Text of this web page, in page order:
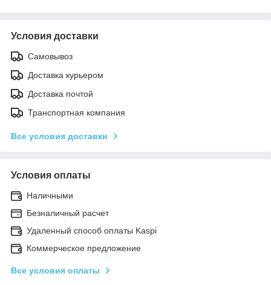
Условия доставки
Самовывоз
Доставка курьером
Доставка почтой
Транспортная компания
Все условия доставки
Условия оплаты
Наличными
Безналичный расчет
Удаленный способ оплаты Kaspi
Коммерческое предложение
Все условия оплаты